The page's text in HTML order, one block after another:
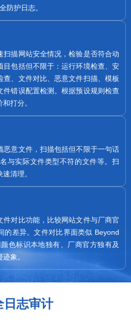
防护日志。
扫描网站安全情况，检验是否符合动
目包括但不限于：运行环境检查、安
查、文件对比、恶意文件扫描、模板
件错误配置检测。根据预设规则检查
打分。
恶意文件，扫描包括但不限于一句话
与实际文件类型不符的文件等。扫
清理。
件对比功能，比较网站文件与厂商官
的差异。文件对比界面类似 Beyond
色标识本地独有、厂商官方独有及
象。
日志审计